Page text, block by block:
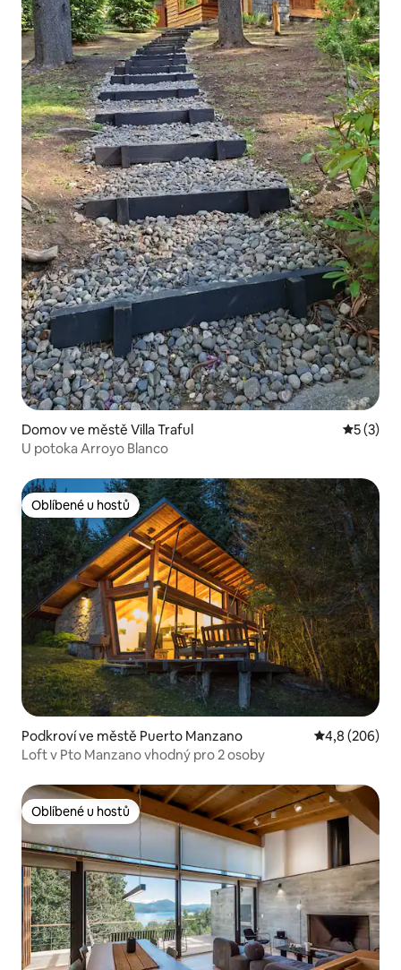
Domov ve městě Villa Traful
5 (3)
U potoka Arroyo Blanco
Oblíbené u hostů
Oblíbené u hostů
Podkroví ve městě Puerto Manzano Průměrné
4,8 (206)
Loft v Pto Manzano vhodný pro 2 osoby
Oblíbené u hostů
Oblíbené u hostů